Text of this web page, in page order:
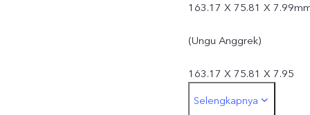
163.17 X 75.81 X
(Ungu Anggrek)
163.17 X 75.81 X 7.95
(Hijau Semilir)
Selengkapnya